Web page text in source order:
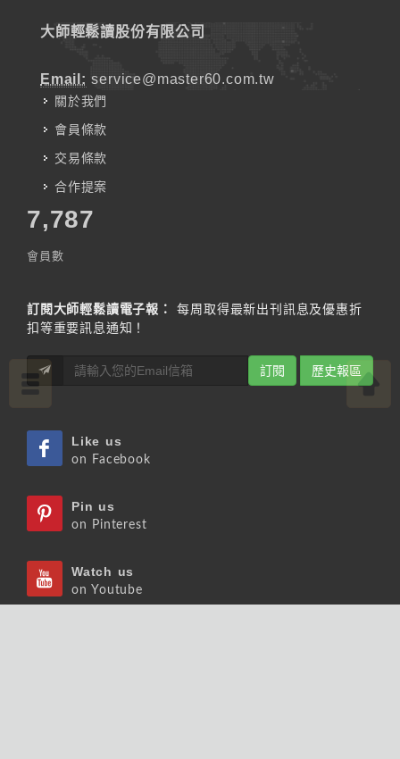
大師輕鬆讀股份有限公司
Email: service@master60.com.tw
關於我們
會員條款
交易條款
合作提案
7,787
會員數
訂閱大師輕鬆讀電子報：
每周取得最新出刊訊息及優惠折
扣等重要訊息通知！
訂閱 歷史報區
Like us
on Facebook
Pin us
on Pinterest
Watch us
on Youtube